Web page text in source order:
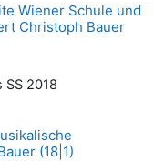
Wiener Schule und
Christoph Bauer
2018
(18|1)